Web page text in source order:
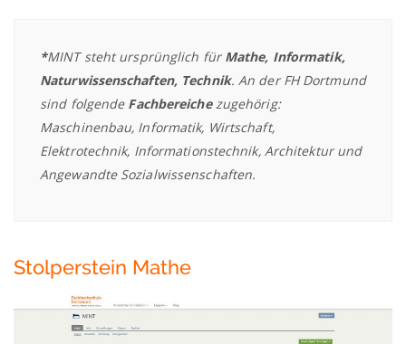
*MINT steht ursprünglich fürMathe, Informatik,
Naturwissenschaften, Technik. An der FH Dortmund
sind folgende Fachbereichezugehörig:
Maschinenbau, Informatik, Wirtschaft,
Elektrotechnik, Informationstechnik, Architektur und
Angewandte Sozialwissenschaften.
Stolperstein Mathe